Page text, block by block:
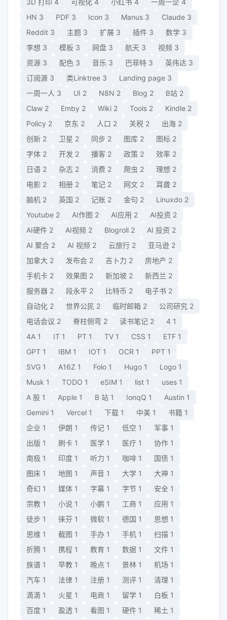
HN 3 PDF 3 Icon 3 Manus 3 Claude 3
Reddit 3 主题 3 扩展 3 插件 3 数学 3
李想 3 模板 3 网盘 3 航天 3 视频 3
资源 3 配色 3 音乐 3 巴菲特 3 英伟达 3
订阅源 3 类Linktree 3 Landing page 3
一周一人 3 UI 2 N8N 2 Blog 2 B站 2
Claw 2 Emby 2 Wiki 2 Tools 2 Kindle 2
Policy 2 京东 2 人口 2 关税 2 出海 2
创新 2 卫星 2 同步 2 图库 2 图标 2
字体 2 开发 2 播客 2 政策 2 效率 2
日语 2 杂志 2 消费 2 爬虫 2 理想 2
电影 2 相册 2 笔记 2 网文 2 耳聋 2
脑机 2 英国 2 记账 2 金句 2 Linuxdo 2
Youtube 2 AI作图 2 AI应用 2 AI投资 2
AI硬件 2 AI视频 2 Blogroll 2 AI 投资 2
AI 聚合 2 AI 视频 2 云旅行 2 亚马逊 2
加拿大 2 发布会 2 吉卜力 2 房地产 2
手机卡 2 效果图 2 新加坡 2 新西兰 2
服务器 2 段永平 2 比特币 2 电子书 2
自动化 2 世界公民 2 临时邮箱 2 公司研究 2
电话会议 2 脊柱侧弯 2 读书笔记 2 4 1
4A 1 IT 1 PT 1 TV 1 CSS 1 ETF 1
GPT 1 IBM 1 IOT 1 OCR 1 PPT 1
SVG 1 A16Z 1 Folo 1 Hugo 1 Logo 1
Musk 1 TODO 1 eSIM 1 list 1 uses 1
A 股 1 Apple 1 B 站 1 IonqQ 1 Austin 1
Gemini 1 Vercel 1 下载 1 中美 1 书籍 1
企业 1 伊朗 1 传记 1 低空 1 军事 1
出版 1 刷卡 1 医学 1 医疗 1 协作 1
南极 1 印度 1 听力 1 咖啡 1 国债 1
图床 1 地图 1 声音 1 大学 1 大神 1
奇幻 1 媒体 1 字幕 1 字节 1 安全 1
宗教 1 小说 1 小鹏 1 工商 1 应用 1
徒步 1 徕芬 1 微软 1 德国 1 思想 1
思维 1 截图 1 手办 1 手机 1 扫描 1
折腾 1 携程 1 教育 1 数据 1 文件 1
族谱 1 早教 1 晚点 1 景林 1 机场 1
汽车 1 法律 1 注册 1 测评 1 清理 1
滴滴 1 火星 1 电商 1 留学 1 白板 1
百度 1 盈透 1 看图 1 硬件 1 稀土 1